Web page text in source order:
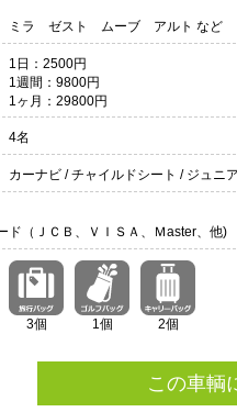
ミラ ゼスト ムーブ アルト など
1日：2500円
1週間：9800円
1ヶ月：29800円
4名
カーナビ / チャイルドシート / ジュニ
ド（ＪＣＢ、ＶＩＳＡ、Ｍaster、他)
3個 1個 2個
この車輌